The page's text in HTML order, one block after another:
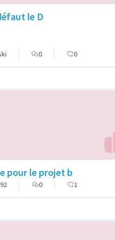
le D
0 0
pour le projet b
0 1